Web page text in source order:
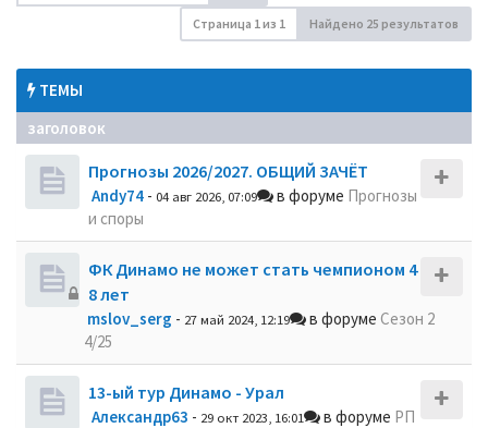
Страница 1из 1 Найдено 25 результатов
ТЕМЫ
заголовок
Прогнозы 2026/2027. ОБЩИЙ ЗАЧЁТ
Andy74 - 04 авг 2026, 07:09 в форуме Прогнозы
и споры
ФК Динамо не может стать чемпионом 4
8 лет
mslov_serg - 27 май 2024, 12:19 в форуме Сезон 2
4/25
13-ый тур Динамо - Урал
Александр63 - 29 окт 2023, 16:01 в форуме РП